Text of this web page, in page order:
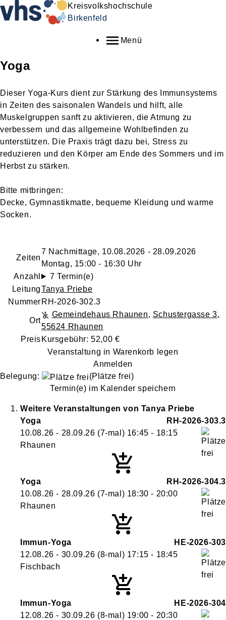
Kreisvolkshochschule
Birkenfeld
Menü
Yoga
Dieser Yoga-Kurs dient zur Stärkung des Immunsystems
in Zeiten des saisonalen Wandels und hilft, alle
Muskelgruppen sanft zu aktivieren, die Atmung zu
verbessern und das allgemeine Wohlbefinden zu
unterstützen. Die Praxis trägt dazu bei, Stress zu
reduzieren und den Körper am Ende des Sommers und im
Herbst zu stärken.
Bitte mitbringen:
Decke, Gymnastikmatte, bequeme Kleidung und warme
Socken.
Zeiten
7 Nachmittage, 10.08.2026 - 28.09.2026
Montag, 15:00 - 16:30 Uhr
Anzahl
7 Termin(e)
LeitungTanya Priebe
Nummer RH-2026-302.3
Ort
Gemeindehaus Rhaunen, Schustergasse 3,
55624 Rhaunen
Preis Kursgebühr: 52,00 €
Veranstaltung in Warenkorb legen
Anmelden
Belegung:
(Plätze frei)
Termin(e) im Kalender speichern
Weitere Veranstaltungen von Tanya Priebe
Yoga
RH-2026-303.3
10.08.26 - 28.09.26 (7-mal) 16:45 - 18:15
Rhaunen
Yoga
RH-2026-304.3
10.08.26 - 28.09.26 (7-mal) 18:30 - 20:00
Rhaunen
Immun-Yoga
HE-2026-303
12.08.26 - 30.09.26 (8-mal) 17:15 - 18:45
Fischbach
Immun-Yoga
HE-2026-304
12.08.26 - 30.09.26 (8-mal) 19:00 - 20:30